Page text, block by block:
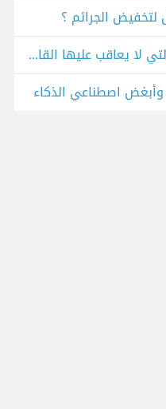
الجرائم ؟
ما هو الحل برأيك في الجرائم التي لا يعاقب عليها القانون؟
وأبغض اصطناعي الذكاء